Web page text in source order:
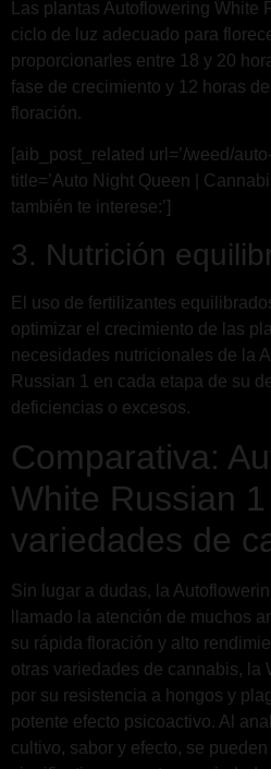
Las plantas Autoflowering White
ciclo de luz adecuado para
proporcionarles entre 18 y 20
fase de crecimiento y 12 horas
floración.
[aib_post_related url=’/weed/
title=’Auto Night Queen |
también te interese:’]
3. Nutrición
El uso de fertilizantes
optimizar el crecimiento de las
necesidades nutricionales de la
Russian 1 en cada etapa de su
deficiencias o excesos.
Comparativa:
White Russian
variedades de
Sin lugar a dudas, la
llamado la atención de muchos
su rápida floración y alto
otras variedades de cannabis, la
por su resistencia a hongos y
potente efecto psicoactivo. Al
cultivo, sabor y efecto, se